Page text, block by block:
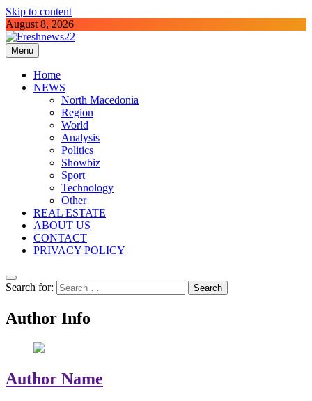
Skip to content
August 8, 2026
Freshnews22
Best News Website in North Macedonia
Menu
Home
NEWS
North Macedonia
Region
World
Analysis
Politics
Showbiz
Sport
Technology
Other
REAL ESTATE
ABOUT US
CONTACT
PRIVACY POLICY
Search for:
Author Info
Author Name